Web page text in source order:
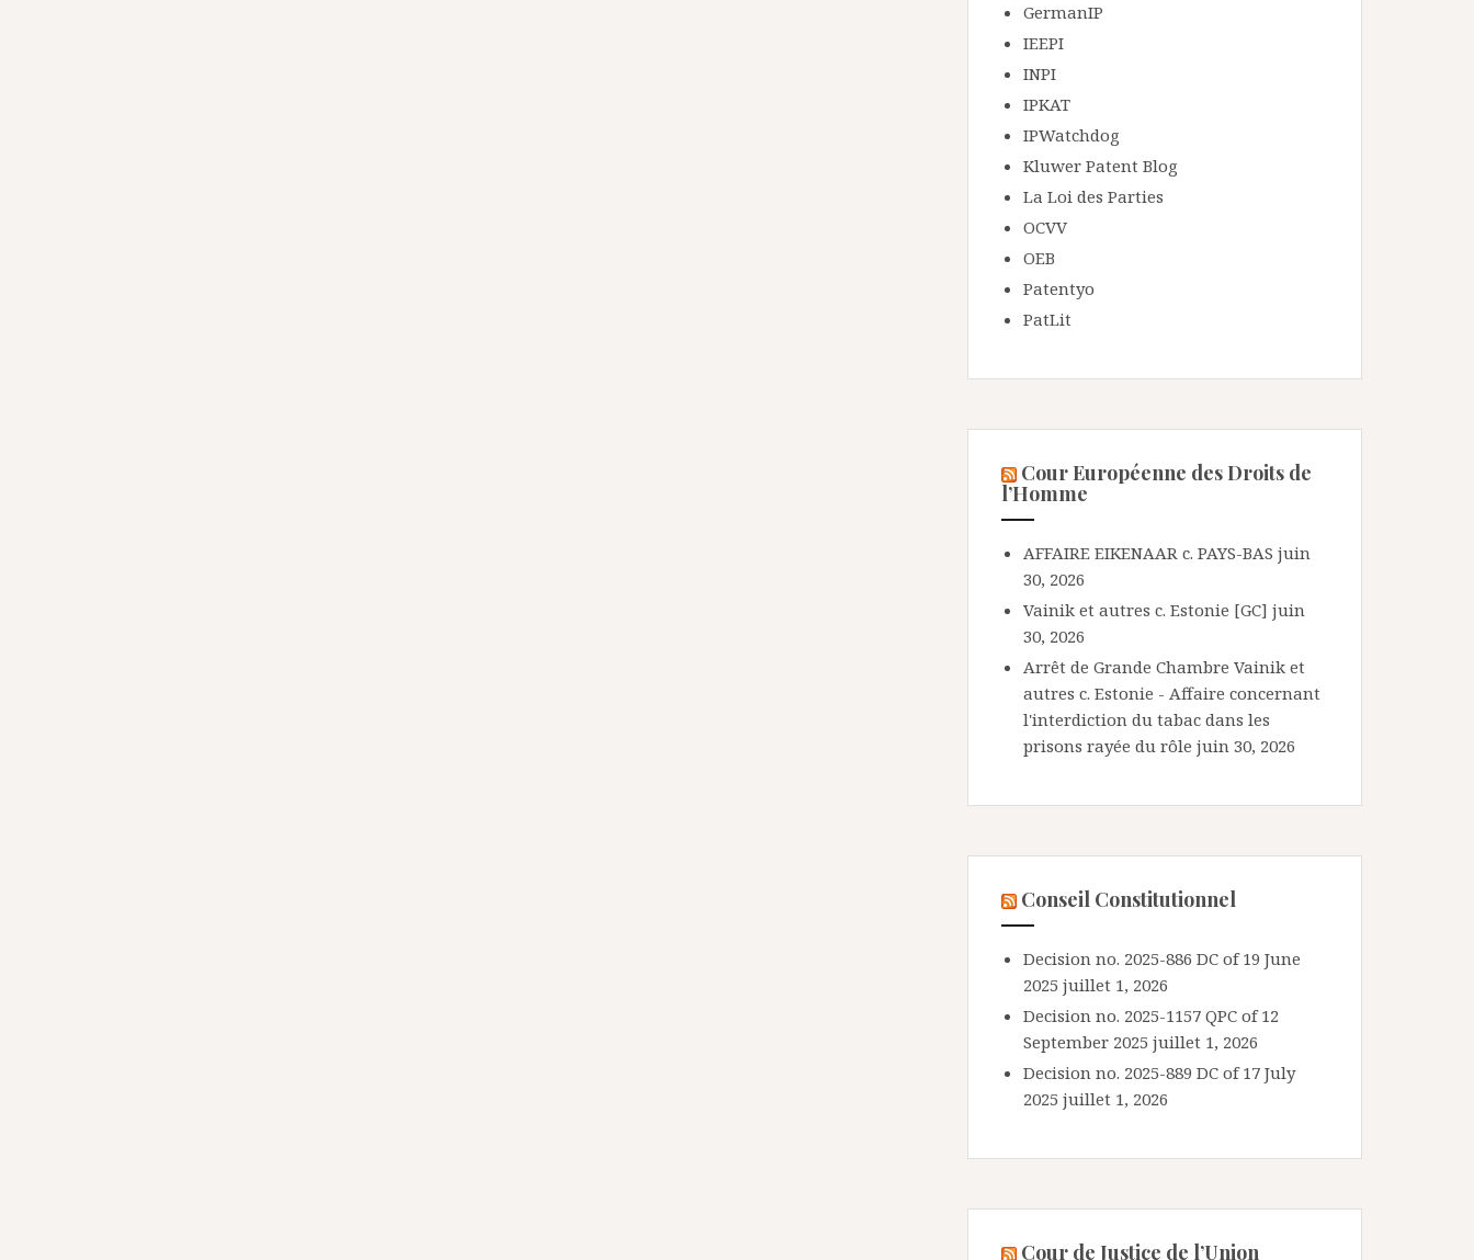
GermanIP
IEEPI
INPI
IPKAT
IPWatchdog
Kluwer Patent Blog
La Loi des Parties
OCVV
OEB
Patentyo
PatLit
Cour Européenne des Droits de
l’Homme
AFFAIRE EIKENAAR c. PAYS-BAS juin
30, 2026
Vainik et autres c. Estonie [GC] juin
30, 2026
Arrêt de Grande Chambre Vainik et
autres c. Estonie - Affaire concernant
l'interdiction du tabac dans les
prisons rayée du rôle juin 30, 2026
Conseil Constitutionnel
Decision no. 2025-886 DC of 19 June
2025 juillet 1, 2026
Decision no. 2025-1157 QPC of 12
September 2025 juillet 1, 2026
Decision no. 2025-889 DC of 17 July
2025 juillet 1, 2026
Cour de Justice de l’Union